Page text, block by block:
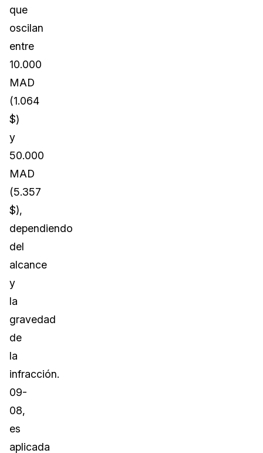
que
oscilan
entre
10.000
MAD
(1.064
$)
y
50.000
MAD
(5.357
$),
dependiendo
del
alcance
y
la
gravedad
de
la
infracción.
09-
08,
es
aplicada